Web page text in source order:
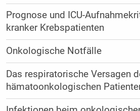
Prognose und ICU-
kranker Krebspatienten
Onkologische Notfälle
Das respiratorische Versagen
hämatoonkologischen